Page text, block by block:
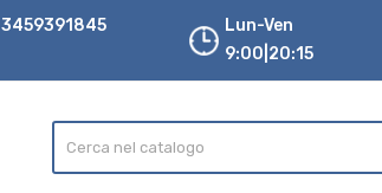
3459391845
Lun-Ven
9:00|20:15